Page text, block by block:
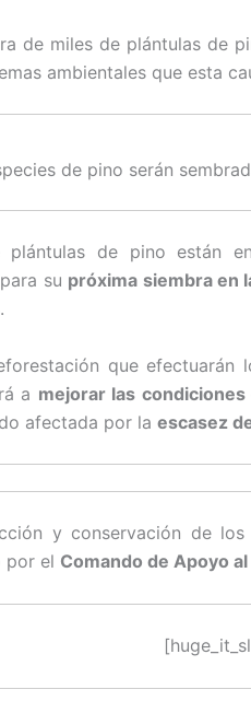
de miles de plántulas de
ambientales que esta
de pino serán
plántulas de pino están
su próxima siembra en
que efectuarán
a mejorar las condiciones
afectada por la escasez
y conservación de
por el Comando de Apoyo